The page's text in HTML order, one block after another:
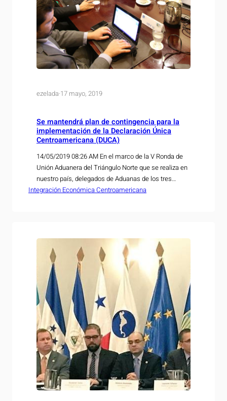
ezelada·17 mayo, 2019
Se mantendrá plan de contingencia para la
implementación de la Declaración Única
Centroamericana (DUCA)
14/05/2019 08:26 AM En el marco de la V Ronda de
Unión Aduanera del Triángulo Norte que se realiza en
nuestro país, delegados de Aduanas de los tres
países informaron sobre el proceso de
Integración Económica Centroamericana